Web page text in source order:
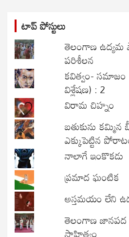
టాప్ పోస్టులు
తెలంగాణ ఉద్యమ
పరిశీలన
కవిత్వం- సమాజం
విశ్లేషణ) : 2
విరామ చిహ్నం
బతుకును
ఎక్కుపెట్టిన
నాలాగే ఇంకొకడు
ప్రమాద ఘంటిక
అస్తమయం లేని
తెలంగాణ జానపద